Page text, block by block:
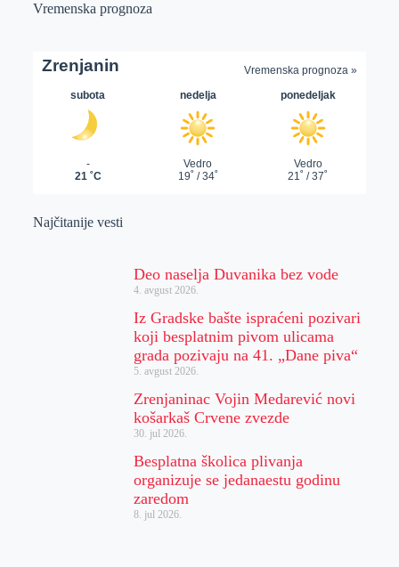
Vremenska prognoza
Najčitanije vesti
Deo naselja Duvanika bez vode
4. avgust 2026.
Iz Gradske bašte ispraćeni pozivari
koji besplatnim pivom ulicama
grada pozivaju na 41. „Dane piva“
5. avgust 2026.
Zrenjaninac Vojin Medarević novi
košarkaš Crvene zvezde
30. jul 2026.
Besplatna školica plivanja
organizuje se jedanaestu godinu
zaredom
8. jul 2026.